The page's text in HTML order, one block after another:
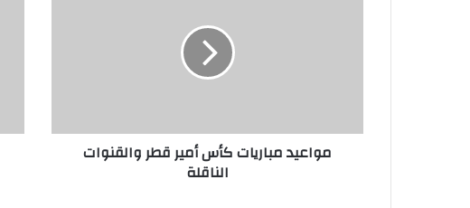
مواعيد مباريات كأس أمير قطر والقنوات
الناقلة